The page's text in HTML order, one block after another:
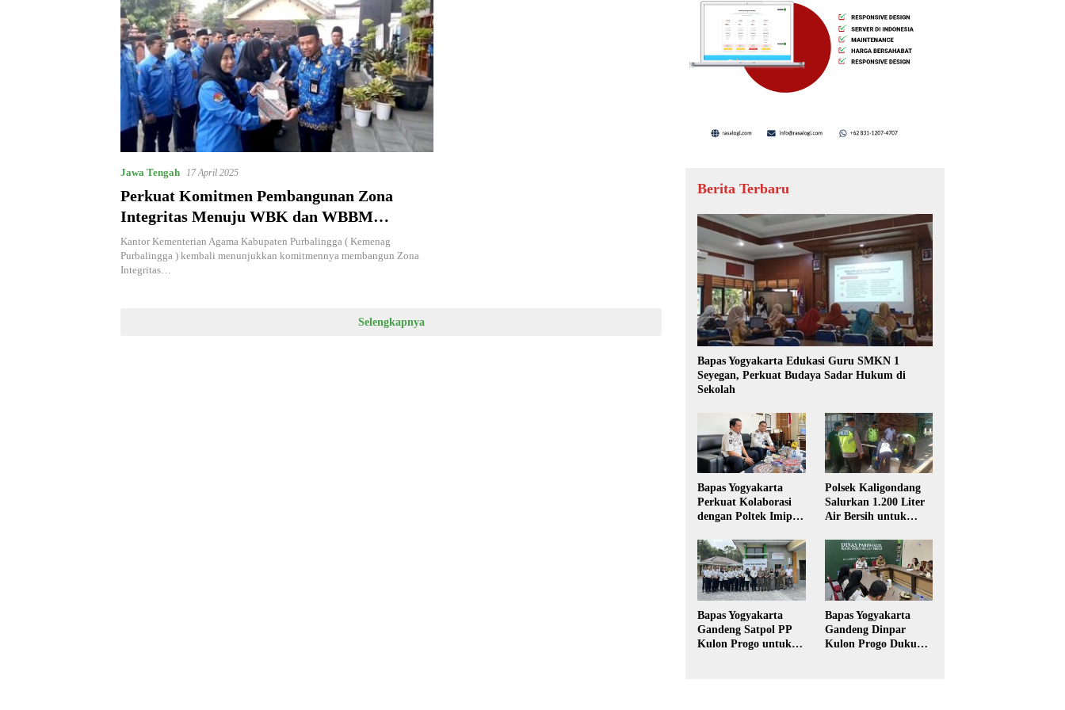
Jawa Tengah 17 April 2025
Perkuat Komitmen Pembangunan Zona
Integritas Menuju WBK dan WBBM
Kemenag Purbalingga Tanda Tangani Pakta
Integritas
Kantor Kementerian Agama Kabupaten Purbalingga ( Kemenag
Purbalingga ) kembali menunjukkan komitmennya membangun Zona
Integritas…
Selengkapnya
Berita Terbaru
Bapas Yogyakarta Edukasi Guru SMKN 1
Seyegan, Perkuat Budaya Sadar Hukum di
Sekolah
Bapas Yogyakarta
Perkuat Kolaborasi
dengan Poltek Imipas,
Magang Taruna
Polsek Kaligondang
Salurkan 1.200 Liter
Air Bersih untuk
Kekeringan di
Purbalingga
Bapas Yogyakarta
Gandeng Satpol PP
Kulon Progo untuk
Bapas Yogyakarta
Gandeng Dinpar
Kulon Progo Dukung